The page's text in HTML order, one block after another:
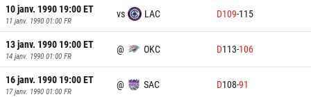
10 janv. 1990 19:00ET
11 janv. 1990 01:00 FR
vs LAC D109-115
13 janv. 1990 19:00ET
14 janv. 1990 01:00 FR
@ OKC D113-106
16 janv. 1990 19:00ET
17 janv. 1990 01:00 FR
@ SAC D108-91